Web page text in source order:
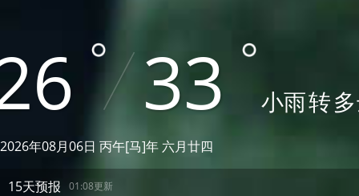
33 小雨转
2026年08月06日 丙午[马]年 六月廿四
15天预报 01:08更新